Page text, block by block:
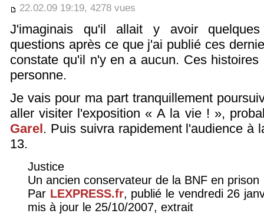
22.02.09 19:19, 4278 vues
J'imaginais qu'il allait y avoir
questions après ce que j'ai publié ces
constate qu'il n'y en a aucun. Ces
personne.
Je vais pour ma part tranquillement
aller visiter l'exposition « A la vie ! »,
Garel . Puis suivra rapidement l'audience à
13.
Justice
Un ancien conservateur de la BNF en prison
Par LEXPRESS.fr, publié le vendredi 26
mis à jour le 25/10/2007, extrait